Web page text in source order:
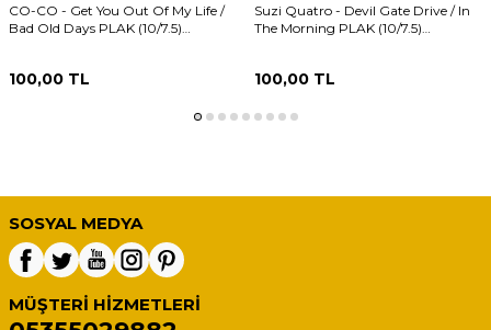
CO-CO - Get You Out Of My Life /
Bad Old Days PLAK (10/7.5)
100,00 TL
Suzi Quatro - Devil Gate Drive / In
The Morning PLAK (10/7.5)
100,00TL
SOSYAL MEDYA
MÜŞTERI HIZMETLERI